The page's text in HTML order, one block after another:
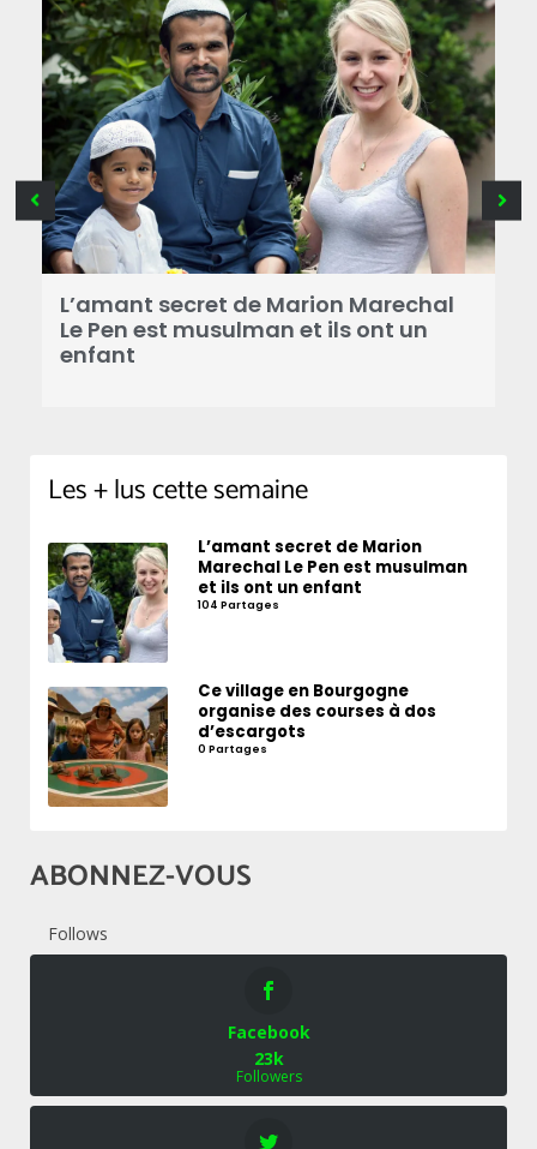
L’amant secret de Marion Marechal
Le Pen est musulman et ils ont un
enfant
Les + lus cette semaine
L’amant secret de Marion
Marechal Le Pen est musulman
et ils ont un enfant
104 Partages
Ce village en Bourgogne
organise des courses à dos
d’escargots
0 Partages
ABONNEZ-VOUS
Follows
Facebook
23k
Followers